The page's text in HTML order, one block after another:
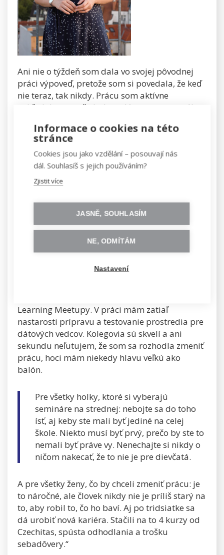
Ani nie o týždeň som dala vo svojej pôvodnej
práci výpoveď, pretože som si povedala, že keď
nie teraz, tak nikdy. Prácu som aktívne
nehľadala, pretože bola v pláne pauza na výlet
príjemných jednaní s partnermi Czechitas, ktorí
mi pomohli sa zorientovať na pracovnom trhu.
Dva týždne pred koncom výpovednej lehoty v
SAP nám prišiel e-mail s otvorenými
pracovnými pozíciami a tam stálo: „Big Data
kolegu a za 2 dni už sme riešili podpis novej
zmluvy. Keby ste mi to povedali rok dozadu, tak
sa vám vysmejem. Už som po skúšobnej lehote,
naučila som sa pracovať s dátami v cloude,
Hadoopom, Linuxovými servrami či
Learning Meetupy. V práci mám zatiaľ
nastarosti prípravu a testovanie prostredia pre
dátových vedcov. Kolegovia sú skvelí a ani
sekundu neľutujem, že som sa rozhodla zmeniť
prácu, hoci mám niekedy hlavu veľkú ako
balón.
Pre všetky holky, ktoré si vyberajú
semináre na strednej: nebojte sa do toho
ísť, aj keby ste mali byť jediné na celej
škole. Niekto musí byť prvý, prečo by ste to
nemali byť práve vy. Nenechajte si nikdy o
ničom nakecať, že to nie je pre dievčatá.
A pre všetky ženy, čo by chceli zmeniť prácu: je
to náročné, ale človek nikdy nie je príliš starý na
to, aby robil to, čo ho baví. Aj po tridsiatke sa
dá urobiť nová kariéra. Stačili na to 4 kurzy od
Czechitas, spústa odhodlania a trošku
sebadôvery.“
Informace o cookies na této
stránce
Cookies jsou jako vzdělání – posouvají nás
dál. Souhlasíš s jejich používáním?
Zjistit více
JASNĚ, SOUHLASÍM
NE, ODMÍTÁM
Nastavení